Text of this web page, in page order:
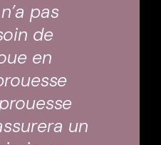
pas
de
en
un